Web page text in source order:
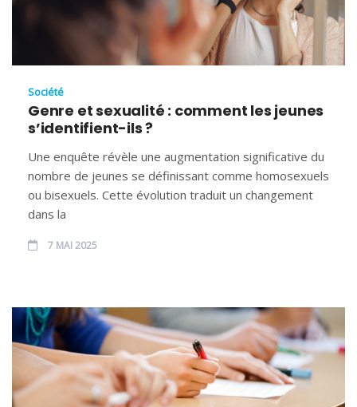
Société
Genre et sexualité : comment les jeunes
s’identifient-ils ?
Une enquête révèle une augmentation significative du
nombre de jeunes se définissant comme homosexuels
ou bisexuels. Cette évolution traduit un changement
dans la
7 MAI 2025